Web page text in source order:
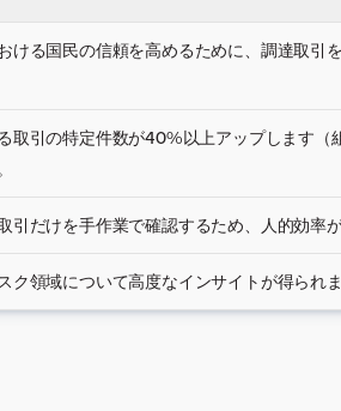
ける国民の信頼を高めるために、調達取引
取引の特定件数が40%以上アップします（
引だけを手作業で確認するため、人的効率が
ク領域について高度なインサイトが得られま